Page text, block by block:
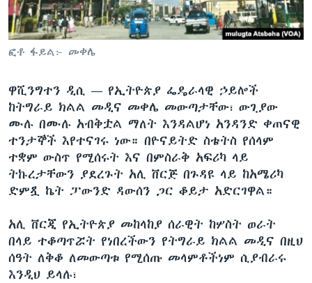
ቋንቋዎች
ፎቶ ፋይል፦ መቀሌ
ዋሺንግተን ዲሲ — የኢትዮጵያ ፌዴራላዊ ኃይሎች
ከትግራይ ክልል መዲና መቀሌ መውጣታቸው፣ ውጊያው
ሙሉ በሙሉ አብቅቷል ማለት እንዳልሆነ አንዳንድ ቀጠናዊ
ተንታኞች እየተናገሩ ነው። በዮናይትድ ስቴትስ የሰላም
ተቋም ውስጥ የሚሰሩት እና በምስራቅ አፍሪካ ላይ
ትኩረታቸውን ያደረጉት አሊ ቨርጅ በጉዳዩ ላይ ከአሜሪካ
ድምጿ ኬት ፓውንድ ዳውሰን ጋር ቆይታ አድርገዋል።
አሊ ቨርጂ የኢትዮጵያ መከላከያ ሰራዊት ከሦስት ወራት
በላይ ተቆጣጥሯት የነበረችውን የትግራይ ክልል መዲና በዚህ
ሰዓት ለቅቆ ለመውጣቱ የሚሰጡ መላምቶችነም ሲያብራሩ
እንዲህ ይላሉ፣